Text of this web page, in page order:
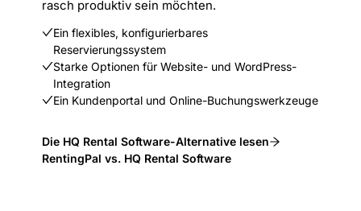
rasch produktiv sein möchten.
Ein flexibles, konfigurierbares
Reservierungssystem
Starke Optionen für Website- und WordPress-
Integration
Ein Kundenportal und Online-Buchungswerkzeuge
Die HQ Rental Software-Alternative lesen
RentingPal vs. HQ Rental Software